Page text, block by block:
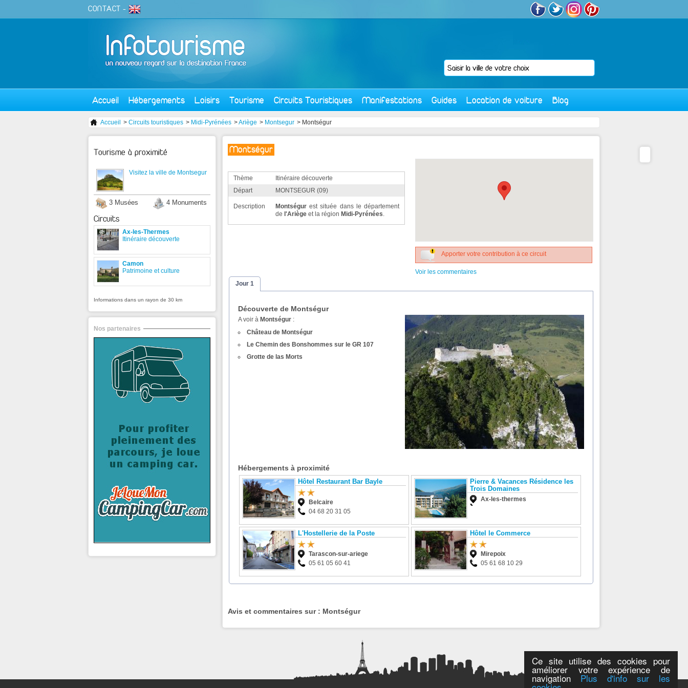
Ce site utilise des cookies pour
améliorer votre expérience de
navigation Plus d'info sur les
CONTACT -
Accueil Hébergements Loisirs Tourisme Circuits Touristiques Manifestations Guides Location de voiture Blog
Accueil > Circuits touristiques > Midi-Pyrénées >Ariège > Montsegur > Montségur
Montségur
Thème
Itinéraire découverte
Départ
MONTSEGUR (09)
Description Montségur est située dans le département
de l'Ariège et la région Midi-Pyrénées.
Apporter votre contribution à ce circuit
Voir les commentaires
Jour 1
Découverte de Montségur
A voir à Montségur :
Château de Montségur
Le Chemin des Bonshommes sur le GR 107
Grotte de las Morts
Hébergements à proximité
Hôtel Restaurant Bar Bayle
Belcaire
04 68 20 31 05
Pierre & Vacances Résidence les
Trois Domaines
Ax-les-thermes
L'Hostellerie de la Poste
Tarascon-sur-ariege
05 61 05 60 41
Hôtel le Commerce
Mirepoix
05 61 68 10 29
Avis et commentaires sur : Montségur
Tourisme à proximité
Visitez la ville de Montsegur
3 Musées 4 Monuments
Circuits
Ax-les-Thermes
Itinéraire découverte
Camon
Patrimoine et culture
Informations dans un rayon de 30 km
Nos partenaires